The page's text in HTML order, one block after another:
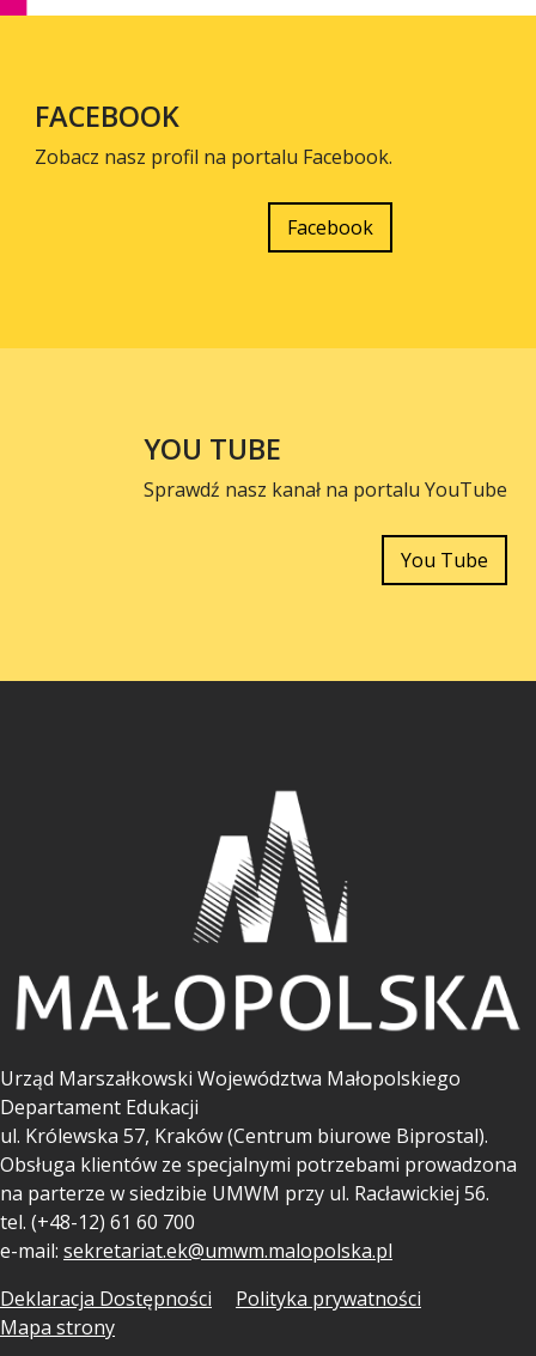
FACEBOOK
Zobacz nasz profil na portalu Facebook.
Facebook
YOU TUBE
Sprawdź nasz kanał na portalu YouTube
You Tube
Urząd Marszałkowski Województwa Małopolskiego
Departament Edukacji
ul. Królewska 57, Kraków (Centrum biurowe Biprostal).
Obsługa klientów ze specjalnymi potrzebami prowadzona
na parterze w siedzibie UMWM przy ul. Racławickiej 56.
tel. (+48-12) 61 60 700
e-mail: sekretariat.ek@umwm.malopolska.pl
Deklaracja Dostępności
Polityka prywatności
Mapa strony